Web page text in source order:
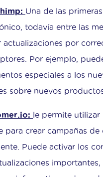
Una de las
todavía entre las
actualizaciones por
Por ejemplo,
especiales a los
sobre nuevos
le permite
para crear campañas
Puede activar los